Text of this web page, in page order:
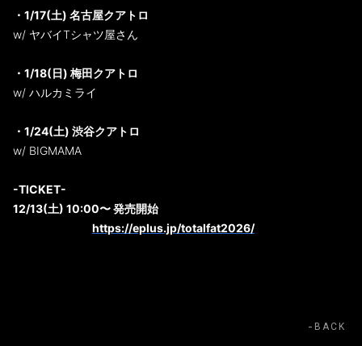
・1/17(土) 名古屋クアトロ
w/ ヤバイTシャツ屋さん
・1/18(日) 梅田クアトロ
w/ ハルカミライ
・1/24(土) 渋谷クアトロ
w/ BIGMAMA
-TICKET-
12/13(土) 10:00〜 発売開始
https://eplus.jp/totalfat2026/
BACK